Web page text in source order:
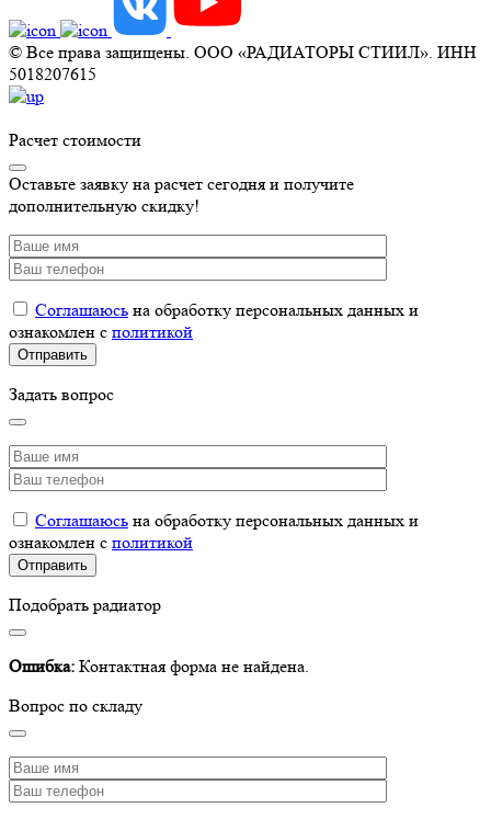
© Все права защищены. ООО «РАДИАТОРЫ СТИИЛ». ИНН
5018207615
Расчет стоимости
Оставьте заявку на расчет сегодня и получите
дополнительную скидку!
Соглашаюсь на обработку персональных данных и
ознакомлен с политикой
Задать вопрос
Соглашаюсь на обработку персональных данных и
ознакомлен с политикой
Подобрать радиатор
Ошибка: Контактная форма не найдена.
Вопрос по складу